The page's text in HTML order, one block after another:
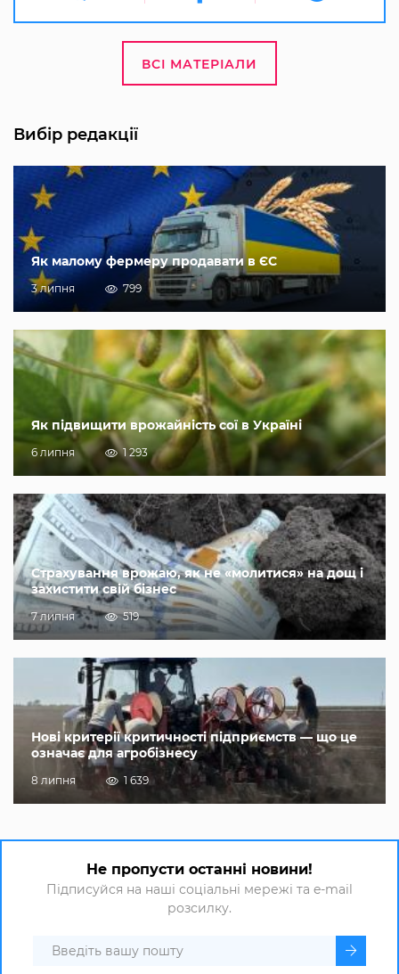
ВСІ МАТЕРІАЛИ
Вибір редакції
Як малому фермеру продавати в ЄС
3 липня 799
Як підвищити врожайність сої в Україні
6 липня 1 293
Страхування врожаю, як не «молитися» на дощ і
захистити свій бізнес
7 липня 519
Нові критерії критичності підприємств — що це
означає для агробізнесу
8 липня 1 639
Не пропусти останні новини!
Підписуйся на наші соціальні мережі та e-mail
розсилку.